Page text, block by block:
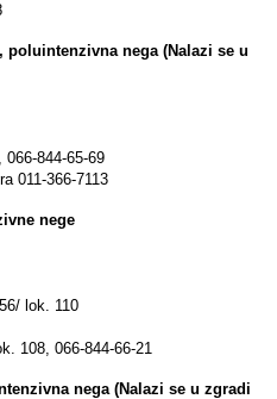
nega (Nalazi se u
Babić
066-844-65-69
011-366-7113
nege
Pejčić
lok. 110
108, 066-844-66-21
nega (Nalazi se u zgradi